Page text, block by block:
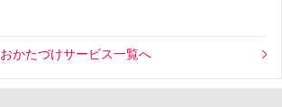
おかたづけサービス一覧へ